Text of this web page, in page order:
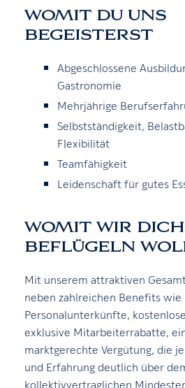
WOMIT DU UNS
BEGEISTERST
Abgeschlossene
Gastronomie
Mehrjährige
Selbstständigkeit,
Flexibilität
Teamfähigkeit
Leidenschaft für gutes
WOMIT WIR DICH
BEFLÜGELN
Mit unserem attraktiven
neben zahlreichen Benefits wie
Personalunterkünfte,
exklusive Mitarbeiterrabatte,
marktgerechte Vergütung, die
und Erfahrung deutlich über
kollektivvertraglichen